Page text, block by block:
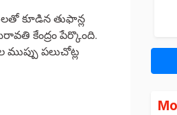
కూడిన తుఫాన్ల
కేంద్రం పేర్కొంది.
ముప్పు పలుచోట్ల